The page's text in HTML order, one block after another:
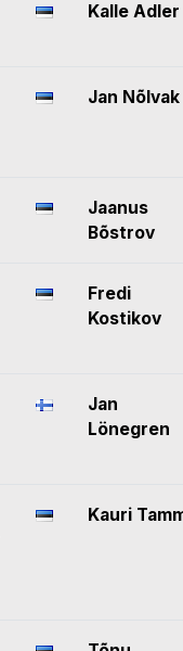
Kalle Adler
Jan Nõlvak
Jaanus
Bõstrov
Fredi
Kostikov
Jan
Lönegren
Kauri